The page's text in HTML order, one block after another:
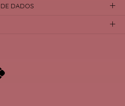
DADOS